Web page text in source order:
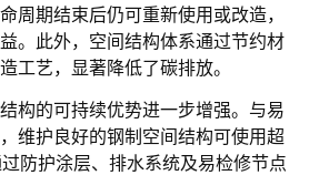
周期结束后仍可重新使用或改造，
。此外，空间结构体系通过节约材
工艺，显著降低了碳排放。
构的可持续优势进一步增强。与易
维护良好的钢制空间结构可使用超
防护涂层、排水系统及易检修节点